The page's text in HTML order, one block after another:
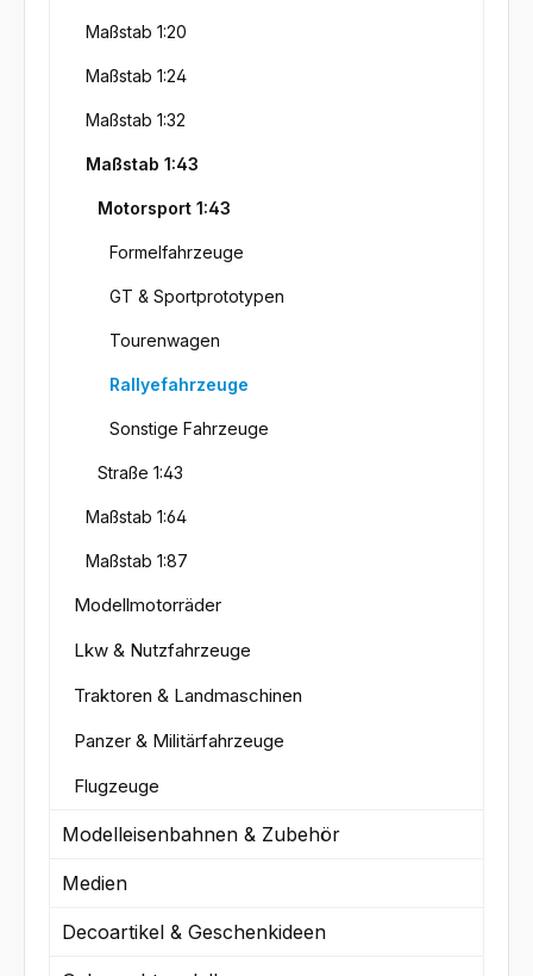
Maßstab 1:20
Maßstab 1:24
Maßstab 1:32
Maßstab 1:43
Motorsport 1:43
Formelfahrzeuge
GT & Sportprototypen
Tourenwagen
Rallyefahrzeuge
Sonstige Fahrzeuge
Straße 1:43
Maßstab 1:64
Maßstab 1:87
Modellmotorräder
Lkw & Nutzfahrzeuge
Traktoren & Landmaschinen
Panzer & Militärfahrzeuge
Flugzeuge
Modelleisenbahnen & Zubehör
Medien
Decoartikel & Geschenkideen